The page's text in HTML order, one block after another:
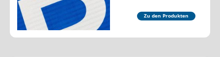
Zu den Produkten